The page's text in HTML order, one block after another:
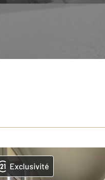
Exclusivité